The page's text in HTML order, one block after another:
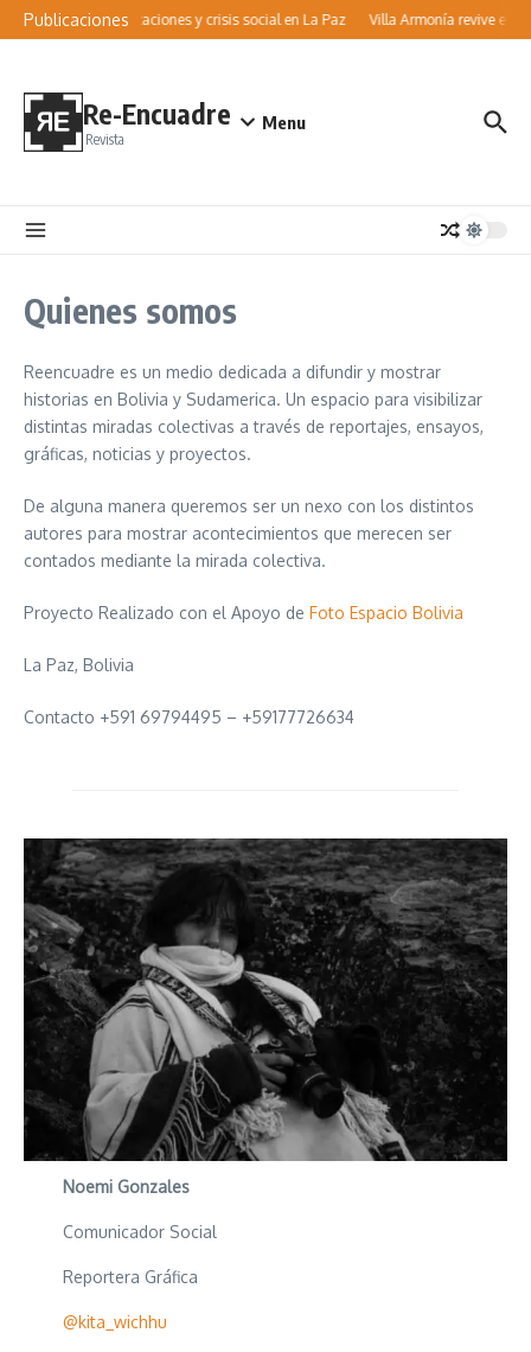
Saltar al contenido
PublicacionesMovilizaciones y crisis social en La Paz Villa Armonía revive el
Re-Encuadre
Revista
Menu
Quienes somos
Reencuadre es un medio dedicada a difundir y mostrar
historias en Bolivia y Sudamerica. Un espacio para visibilizar
distintas miradas colectivas a través de reportajes, ensayos,
gráficas, noticias y proyectos.
De alguna manera queremos ser un nexo con los distintos
autores para mostrar acontecimientos que merecen ser
contados mediante la mirada colectiva.
Proyecto Realizado con el Apoyo de Foto Espacio Bolivia
La Paz, Bolivia
Contacto +591 69794495 – +59177726634
Noemi Gonzales
Comunicador Social
Reportera Gráfica
@kita_wichhu